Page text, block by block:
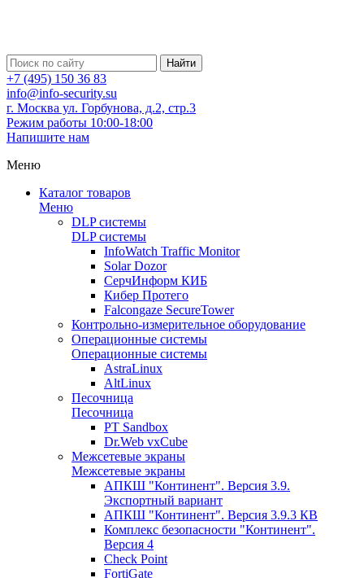
Найти
+7 (495) 150 36 83
info@info-security.su
г. Москва ул. Горбунова, д.2, стр.3
Режим работы 10:00-18:00
Напишите нам
Меню
Каталог товаров
Меню
DLP системы
DLP системы
InfoWatch Traffic Monitor
Solar Dozor
СерчИнформ КИБ
Кибер Протего
Falcongaze SecureTower
Контрольно-измерительное оборудование
Операционные системы
Операционные системы
AstraLinux
AltLinux
Песочница
Песочница
PT Sandbox
Dr.Web vxCube
Межсетевые экраны
Межсетевые экраны
АПКШ "Континент". Версия 3.9.
Экспортный вариант
АПКШ "Континент". Версия 3.9.3 КВ
Комплекс безопасности "Континент".
Версия 4
Check Point
FortiGate